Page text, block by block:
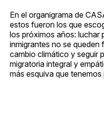
En el organigrama de
estos fueron los que
los próximos años: luchar
inmigrantes no se queden
cambio climático y seguir
migratoria integral y
más esquiva que tenemos